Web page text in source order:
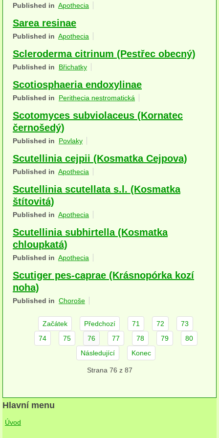
Houby (Fotogalerie)
Apothecia
na dřevě
mykorhizni
fungikolní
koprofilní
lichenizované
herbikolní-dvouděložné
herbikolní-jednoděložné
herbikolní-kapraďorosty
Perithecia stromatická
hnědá hniloba
Published in Apothecia
Sarea resinae
Published in Apothecia
Scleroderma citrinum (Pestřec obecný)
Published in Břichatky
Scotiosphaeria endoxylinae
Published in Perithecia nestromatická
Scotomyces subviolaceus (Kornatec
černošedý)
Published in Povlaky
Scutellinia cejpii (Kosmatka Cejpova)
Published in Apothecia
Scutellinia scutellata s.l. (Kosmatka
štítovitá)
Published in Apothecia
Scutellinia subhirtella (Kosmatka
chloupkatá)
Published in Apothecia
Scutiger pes-caprae (Krásnopórka kozí
noha)
Published in Choroše
Začátek Předchozí 71 72
73
74
75 76 77 78 79
80
Následující
Konec
Strana 76 z 87
Hlavní menu
Úvod